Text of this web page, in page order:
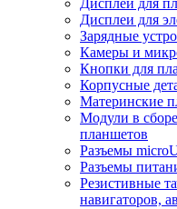
Дисплеи для
Дисплеи для
Зарядные
Камеры и
Кнопки для
Корпусные
Материнские
Модули в
планшетов
Разъемы
Разъемы
Резистивные
навигаторов,